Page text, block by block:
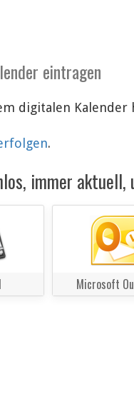
eintragen
digitalen
.
immer
Microsoft